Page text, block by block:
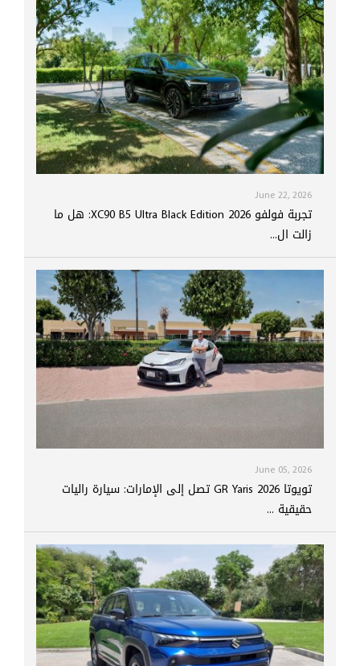
June 22, 2026
تجربة فولفو XC90 B5 Ultra Black Edition 2026: هل ما
زالت ال...
June 05, 2026
تويوتا GR Yaris 2026 تصل إلى الإمارات: سيارة راليات
حقيقية ...